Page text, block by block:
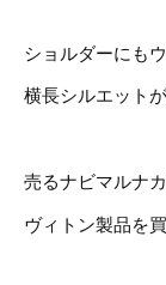
ショルダーにも
横長シルエット
売るナビマルナ
ヴィトン製品を